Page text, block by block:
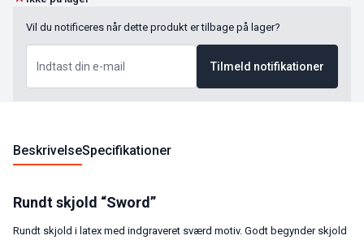
Vil du notificeres når dette produkt er tilbage på lager?
Tilmeld notifikationer
BeskrivelseSpecifikationer
Rundt skjold “Sword”
Rundt skjold i latex med indgraveret sværd motiv. Godt begynder skjold